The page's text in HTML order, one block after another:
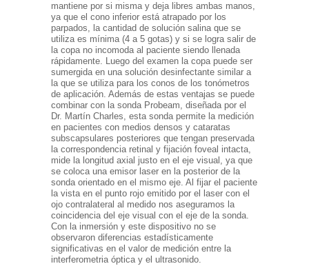
mantiene por si misma y deja libres ambas manos,
ya que el cono inferior está atrapado por los
parpados, la cantidad de solución salina que se
utiliza es mínima (4 a 5 gotas) y si se logra salir de
la copa no incomoda al paciente siendo llenada
rápidamente. Luego del examen la copa puede ser
sumergida en una solución desinfectante similar a
la que se utiliza para los conos de los tonómetros
de aplicación. Además de estas ventajas se puede
combinar con la sonda Probeam, diseñada por el
Dr. Martín Charles, esta sonda permite la medición
en pacientes con medios densos y cataratas
subscapsulares posteriores que tengan preservada
la correspondencia retinal y fijación foveal intacta,
mide la longitud axial justo en el eje visual, ya que
se coloca una emisor laser en la posterior de la
sonda orientado en el mismo eje. Al fijar el paciente
la vista en el punto rojo emitido por el laser con el
ojo contralateral al medido nos aseguramos la
coincidencia del eje visual con el eje de la sonda.
Con la inmersión y este dispositivo no se
observaron diferencias estadísticamente
significativas en el valor de medición entre la
interferometria óptica y el ultrasonido.